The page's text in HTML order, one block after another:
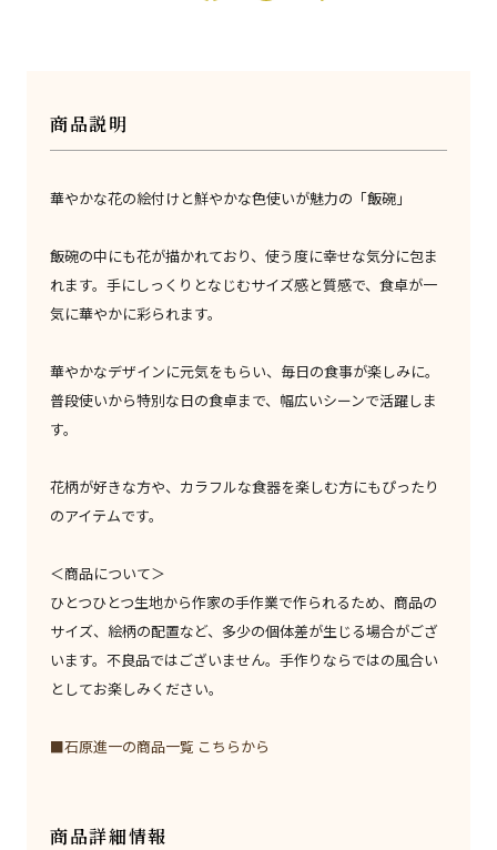
商品説明
華やかな花の絵付けと鮮やかな色使いが魅力の「飯碗」
飯碗の中にも花が描かれており、使う度に幸せな気分に包ま
れます。手にしっくりとなじむサイズ感と質感で、食卓が一
気に華やかに彩られます。
華やかなデザインに元気をもらい、毎日の食事が楽しみに。
普段使いから特別な日の食卓まで、幅広いシーンで活躍しま
す。
花柄が好きな方や、カラフルな食器を楽しむ方にもぴったり
のアイテムです。
＜商品について＞
ひとつひとつ生地から作家の手作業で作られるため、商品の
サイズ、絵柄の配置など、多少の個体差が生じる場合がござ
います。不良品ではございません。手作りならではの風合い
としてお楽しみください。
■石原進一の商品一覧 こちらから
商品詳細情報